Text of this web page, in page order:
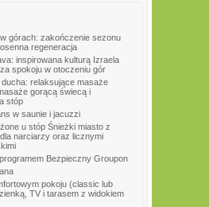
górach: zakończenie sezonu
regeneracja
inspirowana kulturą Izraela
spokoju w otoczeniu gór
ducha: relaksujące masaże
gorącą świecą i
stóp
w saunie i jacuzzi
u stóp Śnieżki miasto z
narciarzy oraz licznymi
Bezpieczny Groupon
pokoju (classic lub
TV i tarasem z widokiem